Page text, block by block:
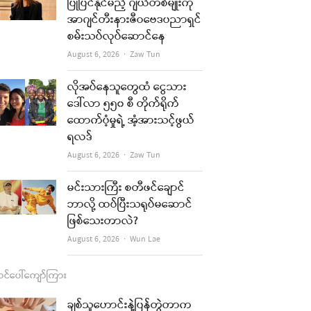
o
g
m
b
e
အာဂျင်တီးနားဇီဝဗေဒပညာရှင်
စမ်းသပ်လုပ်ဆောင်နေ
August 6, 2026 Author
Zaw Tun
လိုအပ်နေသူတွေထံ ငွေသား
ဒေါ်လာ ၅၅၀ စီ တိုက်ရိုက်
ထောက်ပံ့မှုရဲ့ အံ့အားသင့်ဖွယ်
ရလဒ်
August 6, 2026 Author
Zaw Tun
မင်းသားကြီး စတီဖင်ချောင်
ဘာလို့ ထပ်ပြီးသရုပ်မဆောင်
ဖြစ်သေးတာလဲ?
August 6, 2026 Author
Wun Lae
ပေါ်ကျော်ကြား
ချစ်သူဟောင်းနဲ့ပြန်တွဲတာက